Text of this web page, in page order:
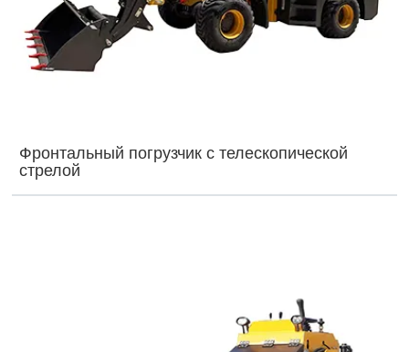
Фронтальный погрузчик с телескопической
стрелой